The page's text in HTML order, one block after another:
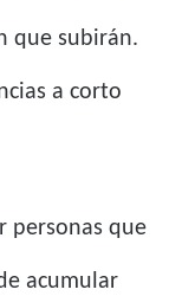
que subirán.
a corto
personas que
acumular